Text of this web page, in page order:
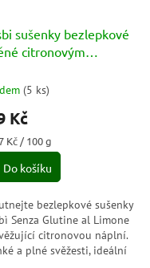
sušenky bezlepkové
citronovým
150g
(5 ks)
Kč
Kč / 100 g
Do košíku
bezlepkové sušenky
Senza Glutine al Limone
citronovou náplní.
a plné svěžesti, ideální